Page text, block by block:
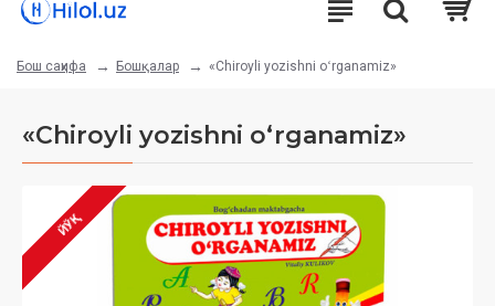
Бош саҳифа Бошқалар «Chiroyli yozishni oʻrganamiz»
«Chiroyli yozishni oʻrganamiz»
ЙЎҚ